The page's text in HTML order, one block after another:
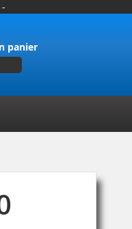
-
panier